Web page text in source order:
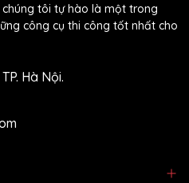
tôi tự hào là một trong
công cụ thi công tốt nhất cho
Hà Nội.